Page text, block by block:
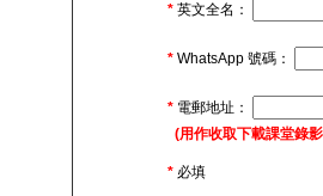
* 英文全名：
* WhatsApp 號碼：
* 電郵地址：
(用作收取下載課堂錄
* 必填